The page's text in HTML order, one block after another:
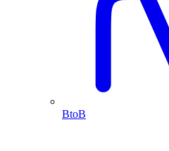
BtoB